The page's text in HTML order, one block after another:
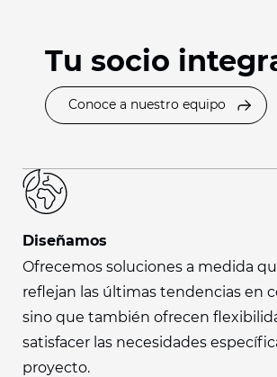
Tu socio
Conoce a nuestro equipo
Diseñamos
Ofrecemos soluciones a medida
reflejan las últimas tendencias en
sino que también ofrecen
satisfacer las necesidades
proyecto.